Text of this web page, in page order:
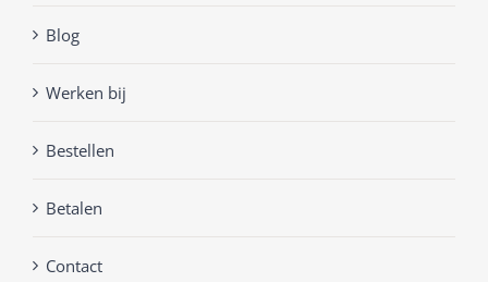
Blog
Werken bij
Bestellen
Betalen
Contact